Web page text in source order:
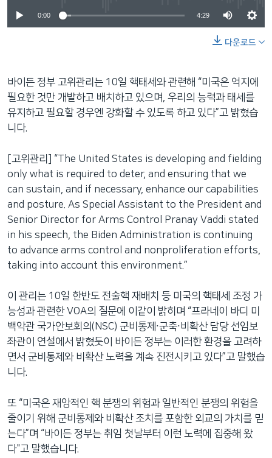
0:00 4:29
다운로드
바이든 정부 고위관리는 10일 핵태세와 관련해 “미국은 억지에
필요한 것만 개발하고 배치하고 있으며, 우리의 능력과 태세를
유지하고 필요할 경우엔 강화할 수 있도록 하고 있다”고 밝혔습
니다.
[고위관리] “The United States is developing and fielding
only what is required to deter, and ensuring that we
can sustain, and if necessary, enhance our capabilities
and posture. As Special Assistant to the President and
Senior Director for Arms Control Pranay Vaddi stated
in his speech, the Biden Administration is continuing
to advance arms control and nonproliferation efforts,
taking into account this environment.”
이 관리는 10일 한반도 전술핵 재배치 등 미국의 핵태세 조정 가
능성과 관련한 VOA의 질문에 이같이 밝히며 “프라네이 바디 미
백악관 국가안보회의(NSC) 군비통제∙군축∙비확산 담당 선임보
좌관이 연설에서 밝혔듯이 바이든 정부는 이러한 환경을 고려하
면서 군비통제와 비확산 노력을 계속 진전시키고 있다”고 말했습
니다.
또 “미국은 재앙적인 핵 분쟁의 위험과 일반적인 분쟁의 위험을
줄이기 위해 군비통제와 비확산 조치를 포함한 외교의 가치를 믿
는다”며 “바이든 정부는 취임 첫날부터 이런 노력에 집중해 왔
다"고 말했습니다.